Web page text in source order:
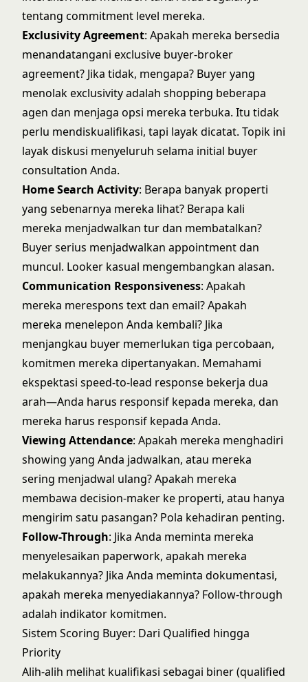
tentang commitment level mereka.
Exclusivity Agreement: Apakah mereka bersedia
menandatangani exclusive buyer-broker
agreement? Jika tidak, mengapa? Buyer yang
menolak exclusivity adalah shopping beberapa
agen dan menjaga opsi mereka terbuka. Itu tidak
perlu mendiskualifikasi, tapi layak dicatat. Topik ini
layak diskusi menyeluruh selama initial buyer
consultation Anda.
Home Search Activity: Berapa banyak properti
yang sebenarnya mereka lihat? Berapa kali
mereka menjadwalkan tur dan membatalkan?
Buyer serius menjadwalkan appointment dan
muncul. Looker kasual mengembangkan alasan.
Communication Responsiveness: Apakah
mereka merespons text dan email? Apakah
mereka menelepon Anda kembali? Jika
menjangkau buyer memerlukan tiga percobaan,
komitmen mereka dipertanyakan. Memahami
ekspektasi speed-to-lead response bekerja dua
arah—Anda harus responsif kepada mereka, dan
mereka harus responsif kepada Anda.
Viewing Attendance: Apakah mereka menghadiri
showing yang Anda jadwalkan, atau mereka
sering menjadwal ulang? Apakah mereka
membawa decision-maker ke properti, atau hanya
mengirim satu pasangan? Pola kehadiran penting.
Follow-Through: Jika Anda meminta mereka
menyelesaikan paperwork, apakah mereka
melakukannya? Jika Anda meminta dokumentasi,
apakah mereka menyediakannya? Follow-through
adalah indikator komitmen.
Sistem Scoring Buyer: Dari Qualified hingga
Priority
Alih-alih melihat kualifikasi sebagai biner (qualified